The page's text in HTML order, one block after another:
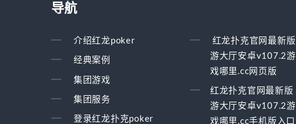
导航
介绍红龙poker
经典案例
集团游戏
集团服务
登录红龙扑克poker
红龙扑克官网最新版
游大厅安卓v107.2游
戏哪里.cc网页版
红龙扑克官网最新版
游大厅安卓v107.2游
戏哪里.cc手机版入口